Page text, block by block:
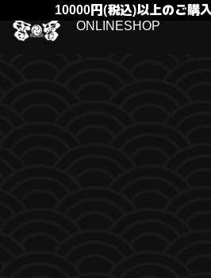
10000円(税込)以上のご購
ONLINESHOP